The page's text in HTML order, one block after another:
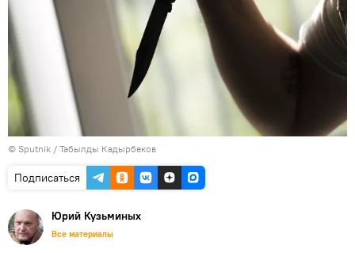
© Sputnik / Табылды Кадырбеков
Подписаться
Юрий Кузьминых
Все материалы